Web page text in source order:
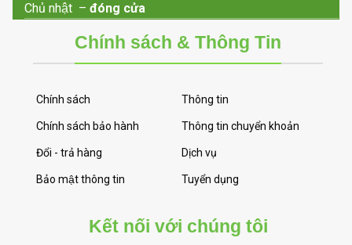
Chủ nhật –đóng cửa
Chính sách & Thông Tin
Chính sách
Chính sách bảo hành
Đổi - trả hàng
Bảo mật thông tin
Thông tin
Thông tin chuyển khoản
Dịch vụ
Tuyển dụng
Kết nối với chúng tôi